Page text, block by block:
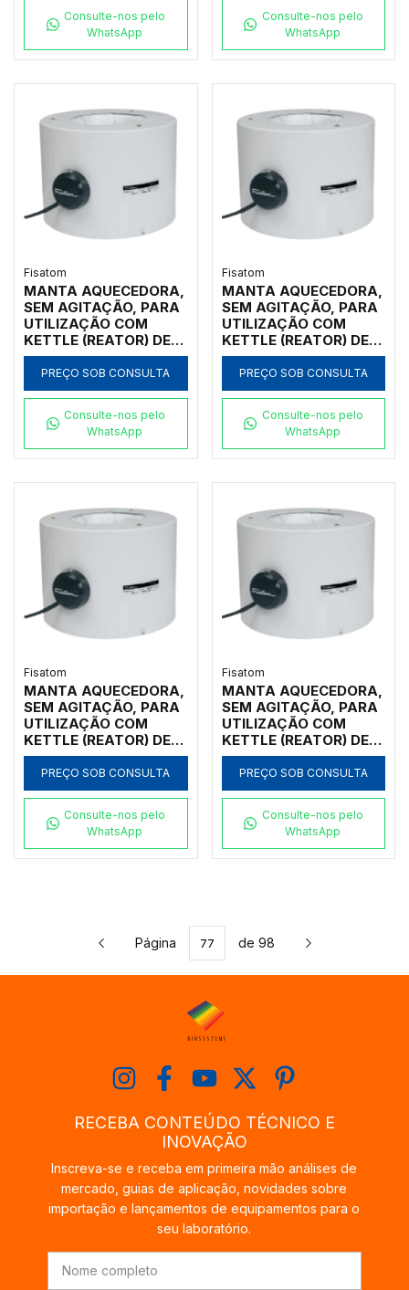
REGULADOR
ANALÓGICO DE
POTÊNCIA ATÉ 300ºC,
MODELO 002081-IC
Consulte-nos pelo
WhatsApp
REGULADOR
ANALÓGICO DE
POTÊNCIA ATÉ 300ºC,
MODELO 001082-IC
Consulte-nos pelo
WhatsApp
Fisatom
MANTA AQUECEDORA,
SEM AGITAÇÃO, PARA
UTILIZAÇÃO COM
KETTLE (REATOR) DE
500ML, COM
REGULADOR
ANALÓGICO DE
CLASSE 300, 220V -
MODELO 000552
PREÇO SOB CONSULTA
Consulte-nos pelo
WhatsApp
Fisatom
MANTA AQUECEDORA,
SEM AGITAÇÃO, PARA
UTILIZAÇÃO COM
KETTLE (REATOR) DE
500ML, COM
REGULADOR
ANALÓGICO DE
CLASSE 300, 110V -
MODELO 000551
PREÇO SOB CONSULTA
Consulte-nos pelo
WhatsApp
Fisatom
MANTA AQUECEDORA,
SEM AGITAÇÃO, PARA
UTILIZAÇÃO COM
KETTLE (REATOR) DE
2.000ML, COM
REGULADOR
ANALÓGICO DE
CLASSE 300, 220V -
MODELO 002052
PREÇO SOB CONSULTA
Consulte-nos pelo
WhatsApp
Fisatom
MANTA AQUECEDORA,
SEM AGITAÇÃO, PARA
UTILIZAÇÃO COM
KETTLE (REATOR) DE
2.000ML, COM
REGULADOR
ANALÓGICO DE
CLASSE 300, 110V -
MODELO 002051
PREÇO SOB CONSULTA
Consulte-nos pelo
WhatsApp
Página de 98
RECEBA CONTEÚDO TÉCNICO E
INOVAÇÃO
Inscreva-se e receba em primeira mão análises de
mercado, guias de aplicação, novidades sobre
importação e lançamentos de equipamentos para o
seu laboratório.